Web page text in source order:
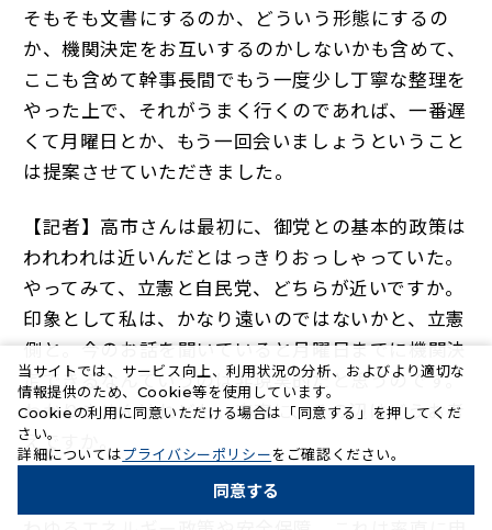
そもそも文書にするのか、どういう形態にするの
か、機関決定をお互いするのかしないかも含めて、
ここも含めて幹事長間でもう一度少し丁寧な整理を
やった上で、それがうまく行くのであれば、一番遅
くて月曜日とか、もう一回会いましょうということ
は提案させていただきました。
【記者】高市さんは最初に、御党との基本的政策は
われわれは近いんだとはっきりおっしゃっていた。
やってみて、立憲と自民党、どちらが近いですか。
印象として私は、かなり遠いのではないかと、立憲
側と。今のお話を聞いていると月曜日までに機関決
定できるなんていうのは非現実的だと思うのです。
わかりませんけれども。率直に、その辺はどうお考
えですか。
【玉木代表】先ほど申し上げた通り、基本政策、い
当サイトでは、サービス向上、利用状況の分析、およびより適切な
情報提供のため、Cookie等を使用しています。
Cookieの利用に同意いただける場合は「同意する」を押してくだ
さい。
詳細についてはプライバシーポリシー（新しいタブで開く）
をご確認ください。
同意する